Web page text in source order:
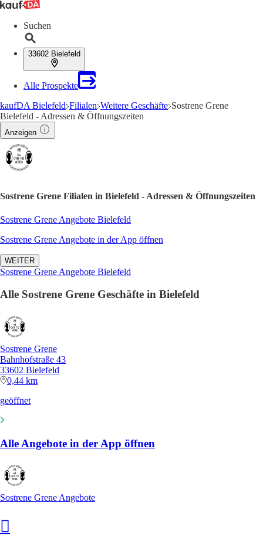
Suchen
33602 Bielefeld
Alle Prospekte
kaufDA Bielefeld Filialen Weitere Geschäfte Sostrene Grene
Bielefeld - Adressen & Öffnungszeiten
Anzeigen
Sostrene Grene Filialen in Bielefeld - Adressen & Öffnungszeiten
Sostrene Grene Angebote Bielefeld
Sostrene Grene Angebote in der App öffnen
WEITER
Sostrene Grene Angebote Bielefeld
Alle Sostrene Grene Geschäfte in Bielefeld
Sostrene Grene
Bahnhofstraße 43
33602 Bielefeld
0,44 km
geöffnet
Alle Angebote in der App öffnen
Sostrene Grene Angebote